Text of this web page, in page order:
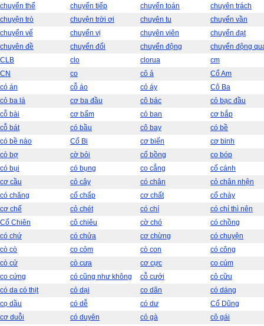
chuyển thể
chuyển tiếp chuyển toán
chuyên trách
chuyện trò
chuyện trời ơi chuyên tu
chuyển vần
chuyển vế
chuyển vị chuyên viên
chuyển đạt
chuyên đề
chuyển đổi chuyển động
chuyển động
CLB
clo clorua
cm
CN
co cô ả
Cổ Am
có án
cỗ áo cỏ áy
Cô Ba
cỏ ba lá
cơ ba đầu cô bác
cỏ bạc đầu
cỗ bài
cơ bẩm cỏ ban
cơ bắp
cỗ bát
có bầu cô bay
có bề
có bề nào
Cổ Bi cơ biến
cơ binh
cò bợ
cờ bỏi cổ bồng
co bóp
có bụi
có bụng co cẳng
cổ cánh
cơ cầu
cỏ cây có chân
cỏ chân nhện
có chăng
cố chấp cơ chất
cổ chày
cơ chế
cỏ chét có chí
có chí thì nên
Cổ Chiên
cô chiêu cờ chó
có chồng
có chứ
có chửa cơ chừng
có chuyện
cò cò
co cỏm cò con
có công
cò cử
cò cưa cơ cực
co cúm
co cứng
có cũng như không cỗ cưới
cô cữu
có da có thịt
cỏ dại co dãn
có dáng
cọ dầu
có dễ có dư
Cổ Dũng
cơ duỗi
có duyên cỏ gà
cô gái